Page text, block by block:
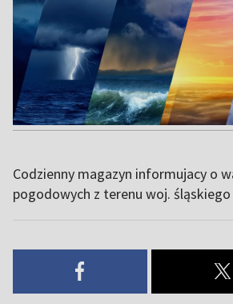
Codzienny magazyn informujacy o
pogodowych z terenu woj. śląskiego